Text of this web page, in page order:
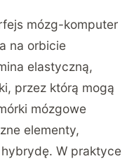
mózg-komputer
na orbicie
elastyczną,
przez którą mogą
mózgowe
elementy,
W praktyce